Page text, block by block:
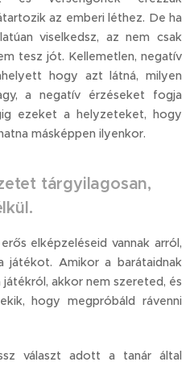
az emberi léthez. De ha
viselkedsz, az nem csak
tesz jót. Kellemetlen, negatív
hogy azt látná, milyen
a negatív érzéseket fogja
ezeket a helyzeteket, hogy
másképpen ilyenkor.
tárgyilagosan,
elképzeléseid vannak arról,
játékot. Amikor a barátaidnak
akkor nem szereted, és
hogy megpróbáld rávenni
választ adott a tanár által